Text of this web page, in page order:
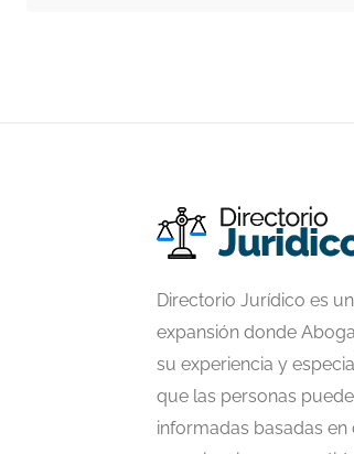
Directorio Jurídico es
expansión donde
su experiencia y
que las personas
informadas basadas en